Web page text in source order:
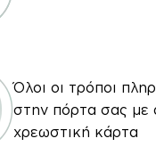
Όλοι οι τρόποι
στην πόρτα σας με
χρεωστική κάρτα